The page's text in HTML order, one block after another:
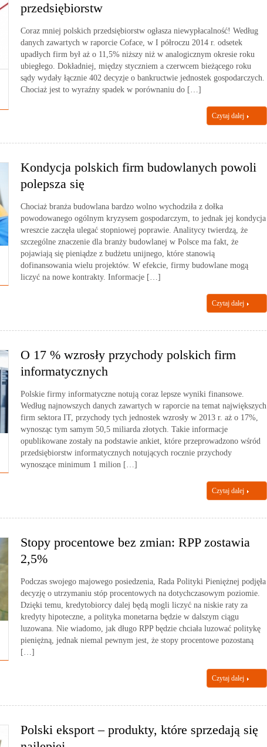
przedsiębiorstw
Coraz mniej polskich przedsiębiorstw ogłasza niewypłacalność! Według
danych zawartych w raporcie Coface, w I półroczu 2014 r. odsetek
upadłych firm był aż o 11,5% niższy niż w analogicznym okresie roku
ubiegłego. Dokładniej, między styczniem a czerwcem bieżącego roku
sądy wydały łącznie 402 decyzje o bankructwie jednostek gospodarczych.
Chociaż jest to wyraźny spadek w porównaniu do […]
Czytaj dalej
Kondycja polskich firm budowlanych powoli
polepsza się
Chociaż branża budowlana bardzo wolno wychodziła z dołka
powodowanego ogólnym kryzysem gospodarczym, to jednak jej kondycja
wreszcie zaczęła ulegać stopniowej poprawie. Analitycy twierdzą, że
szczególne znaczenie dla branży budowlanej w Polsce ma fakt, że
pojawiają się pieniądze z budżetu unijnego, które stanowią
dofinansowania wielu projektów. W efekcie, firmy budowlane mogą
liczyć na nowe kontrakty. Informacje […]
Czytaj dalej
O 17 % wzrosły przychody polskich firm
informatycznych
Polskie firmy informatyczne notują coraz lepsze wyniki finansowe.
Według najnowszych danych zawartych w raporcie na temat największych
firm sektora IT, przychody tych jednostek wzrosły w 2013 r. aż o 17%,
wynosząc tym samym 50,5 miliarda złotych. Takie informacje
opublikowane zostały na podstawie ankiet, które przeprowadzono wśród
przedsiębiorstw informatycznych notujących rocznie przychody
wynoszące minimum 1 milion […]
Czytaj dalej
Stopy procentowe bez zmian: RPP zostawia
2,5%
Podczas swojego majowego posiedzenia, Rada Polityki Pieniężnej podjęła
decyzję o utrzymaniu stóp procentowych na dotychczasowym poziomie.
Dzięki temu, kredytobiorcy dalej będą mogli liczyć na niskie raty za
kredyty hipoteczne, a polityka monetarna będzie w dalszym ciągu
luzowana. Nie wiadomo, jak długo RPP będzie chciała luzować politykę
pieniężną, jednak niemal pewnym jest, że stopy procentowe pozostaną
[…]
Czytaj dalej
Polski eksport – produkty, które sprzedają się